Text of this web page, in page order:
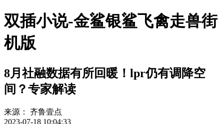
双插小说-金鲨银鲨飞禽走兽街
机版
8月社融数据有所回暖！lpr仍有调降空
间？专家解读
来源：
齐鲁壹点
2023-07-18 10:04:33